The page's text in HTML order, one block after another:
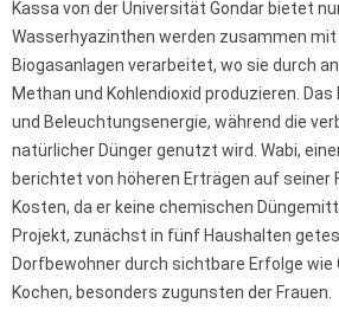
Kassa von der Universität Gondar bietet
Wasserhyazinthen werden zusammen mit
Biogasanlagen verarbeitet, wo sie durch
Methan und Kohlendioxid produzieren.
und Beleuchtungsenergie, während die
natürlicher Dünger genutzt wird. Wabi,
berichtet von höheren Erträgen auf seiner
Kosten, da er keine chemischen
Projekt, zunächst in fünf Haushalten
Dorfbewohner durch sichtbare Erfolge wie
Kochen, besonders zugunsten der Frauen.